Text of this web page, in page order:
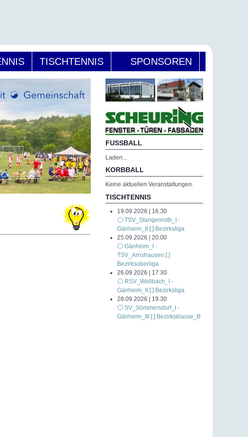
TISCHTENNIS SPONSOREN
FUSSBALL
Laden...
KORBBALL
Keine aktuellen Veranstaltungen.
TISCHTENNIS
19.09.2026 | 16.30
⚪ TSV_Stangenroth_I -
Gänheim_II [:] Bezirksliga
25.09.2026 | 20.00
⚪ Gänheim_I -
TSV_Arnshausen [:]
Bezirksoberliga
26.09.2026 | 17.30
⚪ RSV_Wollbach_I -
Gänheim_II [:] Bezirksliga
28.09.2026 | 19.30
⚪ SV_Sömmersdorf_I -
Gänheim_III [:] Bezirksklasse_B